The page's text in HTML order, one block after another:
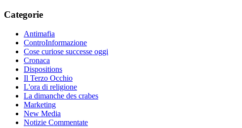
Categorie
Antimafia
ControInformazione
Cose curiose successe oggi
Cronaca
Dispositions
Il Terzo Occhio
L'ora di religione
La dimanche des crabes
Marketing
New Media
Notizie Commentate